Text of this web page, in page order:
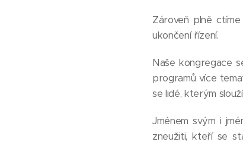
Zároveň plně
ukončení řízení.
Naše kongregace
programů více
se lidé, kterým
Jménem svým i
zneužiti, kteří se